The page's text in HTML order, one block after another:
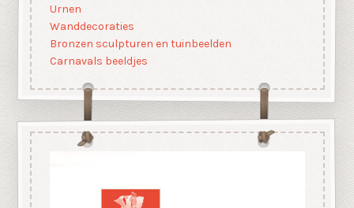
Urnen
Wanddecoraties
Bronzen sculpturen en tuinbeelden
Carnavals beeldjes